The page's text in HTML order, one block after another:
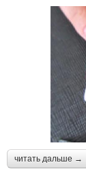
читать дальше →